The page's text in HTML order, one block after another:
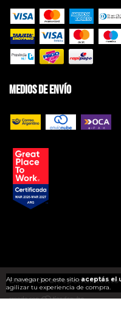
Al navegar por este sitioaceptás el
agilizar tu experiencia de compra.
Medios de envío
Copyright BRAVO Jeans |
Defensa de las y los
Botón de arrepentimiento